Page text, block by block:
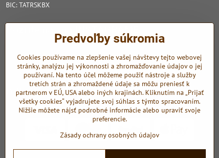
BIC: TATRSKBX
Instagram Youtube
Odkazy
Predvoľby súkromia
Cookies používame na zlepšenie vašej návštevy tejto webovej
stránky, analýzu jej výkonnosti a zhromažďovanie údajov o jej
používaní. Na tento účel môžeme použiť nástroje a služby
tretích strán a zhromaždené údaje sa môžu preniesť k
partnerom v EÚ, USA alebo iných krajinách. Kliknutím na „Prijať
všetky cookies“ vyjadrujete svoj súhlas s týmto spracovaním.
Nižšie môžete nájsť podrobné informácie alebo upraviť svoje
preferencie.
Zásady ochrany osobných údajov